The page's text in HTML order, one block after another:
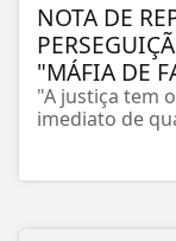
NOTA DE
"MÁFIA DE
"A justiça tem
imediato de